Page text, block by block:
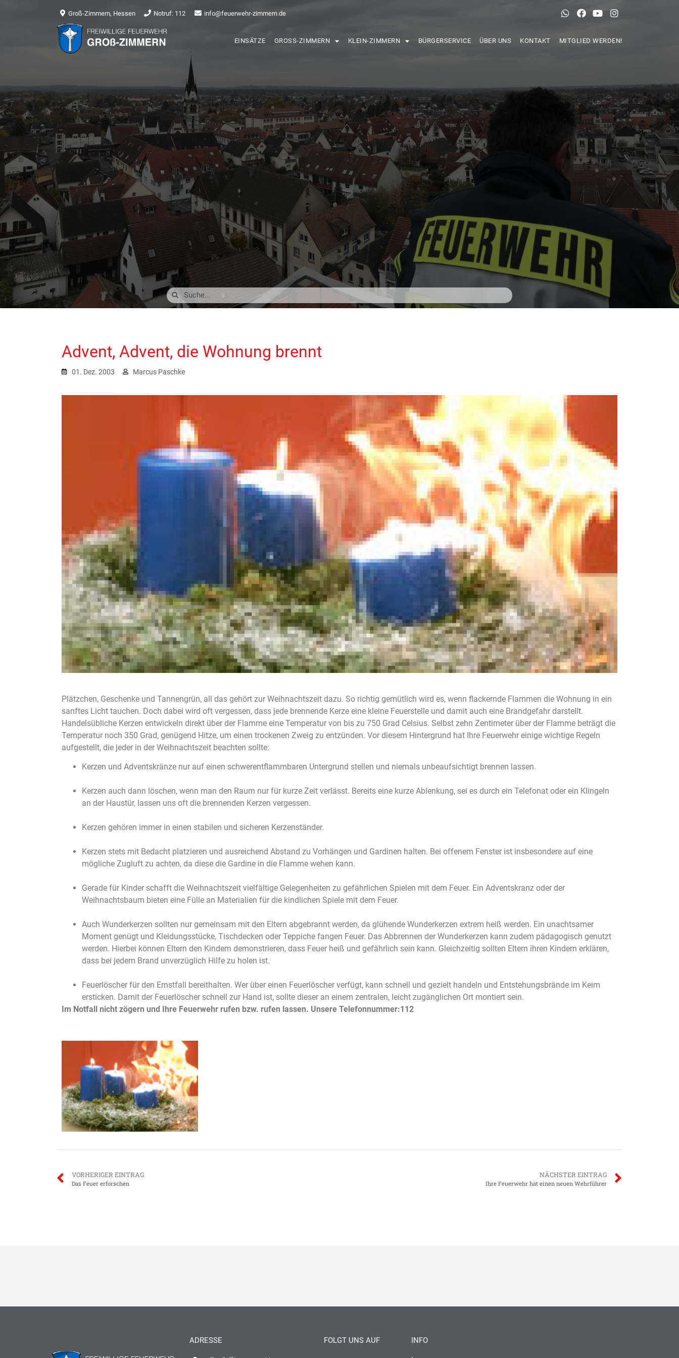
Groß-Zimmern, Hessen Notruf: 112 info@feuerwehr-zimmern.de
EINSÄTZE GROSS-ZIMMERN KLEIN-ZIMMERN BÜRGERSERVICE ÜBER UNS KONTAKT MITGLIED WERDEN!
Advent, Advent, die Wohnung brennt
01. Dez. 2003 Marcus Paschke
Plätzchen, Geschenke und Tannengrün, all das gehört zur Weihnachtszeit dazu. So richtig gemütlich wird es, wenn flackernde Flammen die Wohnung in ein
sanftes Licht tauchen. Doch dabei wird oft vergessen, dass jede brennende Kerze eine kleine Feuerstelle und damit auch eine Brandgefahr darstellt.
Handelsübliche Kerzen entwickeln direkt über der Flamme eine Temperatur von bis zu 750 Grad Celsius. Selbst zehn Zentimeter über der Flamme beträgt die
Temperatur noch 350 Grad, genügend Hitze, um einen trockenen Zweig zu entzünden. Vor diesem Hintergrund hat Ihre Feuerwehr einige wichtige Regeln
aufgestellt, die jeder in der Weihnachtszeit beachten sollte:
Kerzen und Adventskränze nur auf einen schwerentflammbaren Untergrund stellen und niemals unbeaufsichtigt brennen lassen.
Kerzen auch dann löschen, wenn man den Raum nur für kurze Zeit verlässt. Bereits eine kurze Ablenkung, sei es durch ein Telefonat oder ein Klingeln
an der Haustür, lassen uns oft die brennenden Kerzen vergessen.
Kerzen gehören immer in einen stabilen und sicheren Kerzenständer.
Kerzen stets mit Bedacht platzieren und ausreichend Abstand zu Vorhängen und Gardinen halten. Bei offenem Fenster ist insbesondere auf eine
mögliche Zugluft zu achten, da diese die Gardine in die Flamme wehen kann.
Gerade für Kinder schafft die Weihnachtszeit vielfältige Gelegenheiten zu gefährlichen Spielen mit dem Feuer. Ein Adventskranz oder der
Weihnachtsbaum bieten eine Fülle an Materialien für die kindlichen Spiele mit dem Feuer.
Auch Wunderkerzen sollten nur gemeinsam mit den Eltern abgebrannt werden, da glühende Wunderkerzen extrem heiß werden. Ein unachtsamer
Moment genügt und Kleidungsstücke, Tischdecken oder Teppiche fangen Feuer. Das Abbrennen der Wunderkerzen kann zudem pädagogisch genutzt
werden. Hierbei können Eltern den Kindern demonstrieren, dass Feuer heiß und gefährlich sein kann. Gleichzeitig sollten Eltern ihren Kindern erklären,
dass bei jedem Brand unverzüglich Hilfe zu holen ist.
Feuerlöscher für den Ernstfall bereithalten. Wer über einen Feuerlöscher verfügt, kann schnell und gezielt handeln und Entstehungsbrände im Keim
ersticken. Damit der Feuerlöscher schnell zur Hand ist, sollte dieser an einem zentralen, leicht zugänglichen Ort montiert sein.
Im Notfall nicht zögern und Ihre Feuerwehr rufen bzw. rufen lassen. Unsere Telefonnummer:112
VORHERIGER EINTRAG
Das Feuer erforschen
NÄCHSTER EINTRAG
Ihre Feuerwehr hat einen neuen Wehrführer
ADRESSE FOLGT UNS AUF INFO